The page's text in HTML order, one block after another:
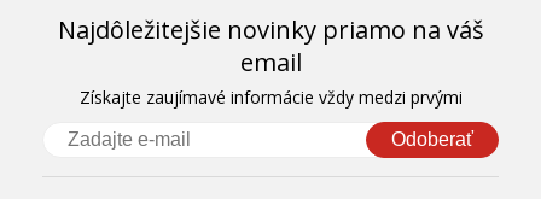
Najdôležitejšie novinky priamo na váš
email
Získajte zaujímavé informácie vždy medzi prvými
Odoberať